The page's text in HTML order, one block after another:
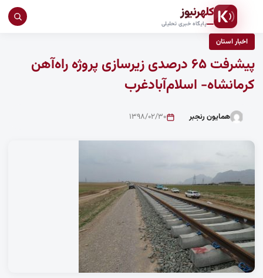
کلهرنیوز
پایگاه خبری تحلیلی
اخبار استان
پیشرفت ۶۵ درصدی زیرسازی پروژه راه‌آهن
کرمانشاه- اسلام‌آبادغرب
همایون رنجبر ۱۳۹۸/۰۲/۳۰